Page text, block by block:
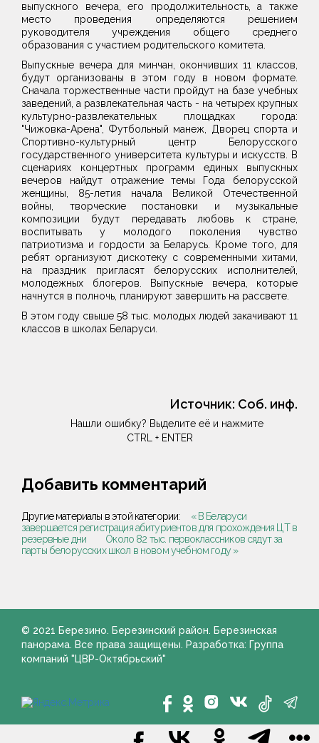
выпускного вечера, его продолжительность, а также
место проведения определяются решением
руководителя учреждения общего среднего
образования с участием родительского комитета.
Выпускные вечера для минчан, окончивших 11 классов,
будут организованы в этом году в новом формате.
Сначала торжественные части пройдут на базе учебных
заведений, а развлекательная часть - на четырех крупных
культурно-развлекательных площадках города:
"Чижовка-Арена", Футбольный манеж, Дворец спорта и
Спортивно-культурный центр Белорусского
государственного университета культуры и искусств. В
сценариях концертных программ единых выпускных
вечеров найдут отражение темы Года белорусской
женщины, 85-летия начала Великой Отечественной
войны, творческие постановки и музыкальные
композиции будут передавать любовь к стране,
воспитывать у молодого поколения чувство
патриотизма и гордости за Беларусь. Кроме того, для
ребят организуют дискотеку с современными хитами,
на праздник пригласят белорусских исполнителей,
молодежных блогеров. Выпускные вечера, которые
начнутся в полночь, планируют завершить на рассвете.
В этом году свыше 58 тыс. молодых людей закачивают 11
классов в школах Беларуси.
Источник: Соб. инф.
Нашли ошибку? Выделите её и нажмите
CTRL + ENTER
Добавить комментарий
Другие материалы в этой категории:
« В Беларуси
завершается регистрация абитуриентов для прохождения ЦТ в
резервные дни
Около 82 тыс. первоклассников сядут за
парты белорусских школ в новом учебном году »
© 2021 Березино. Березинский район. Березинская
панорама. Все права защищены. Разработка: Группа
компаний "ЦВР-Октябрьский"